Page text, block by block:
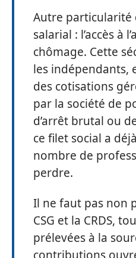
Autre particularité
salarial : l’accès à
chômage. Cette
les indépendants,
des cotisations
par la société de
d’arrêt brutal ou
ce filet social a
nombre de
perdre.
Il ne faut pas non
CSG et la CRDS,
prélevées à la